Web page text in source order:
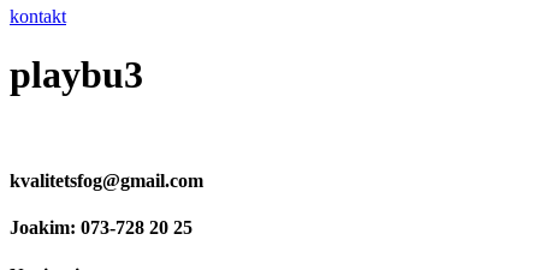
kontakt
playbu3
kvalitetsfog@gmail.com
Joakim: 073-728 20 25